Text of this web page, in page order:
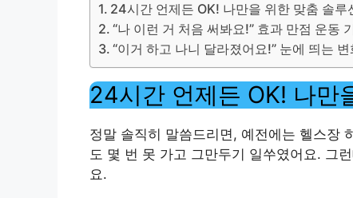
24시간 언제든 OK! 나만을 위한 맞춤 솔루
“나 이런 거 처음 써봐요!” 효과 만점 운동
“이거 하고 나니 달라졌어요!” 눈에 띄는
24시간 언제든 OK! 나만
정말 솔직히 말씀드리면, 예전에는 헬스장
도 몇 번 못 가고 그만두기 일쑤였어요. 그
요.